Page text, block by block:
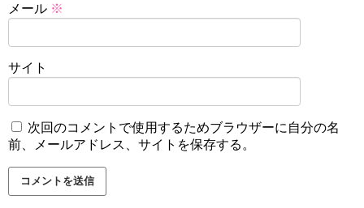
メール ※
サイト
次回のコメントで使用するためブラウザーに自分の名
前、メールアドレス、サイトを保存する。